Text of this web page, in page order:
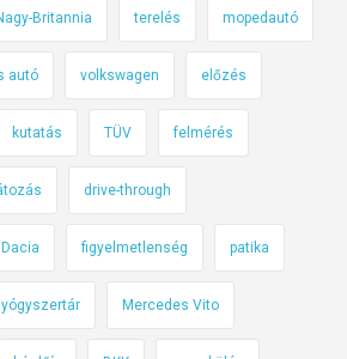
Britannia terelés mopedautó
autó volkswagen előzés
kutatás TÜV felmérés
drive-through
Dacia figyelmetlenség patika
Mercedes Vito